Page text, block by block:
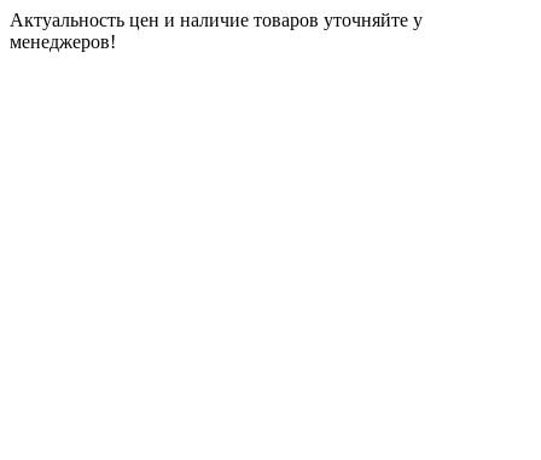
Актуальность цен и наличие товаров уточняйте у
менеджеров!